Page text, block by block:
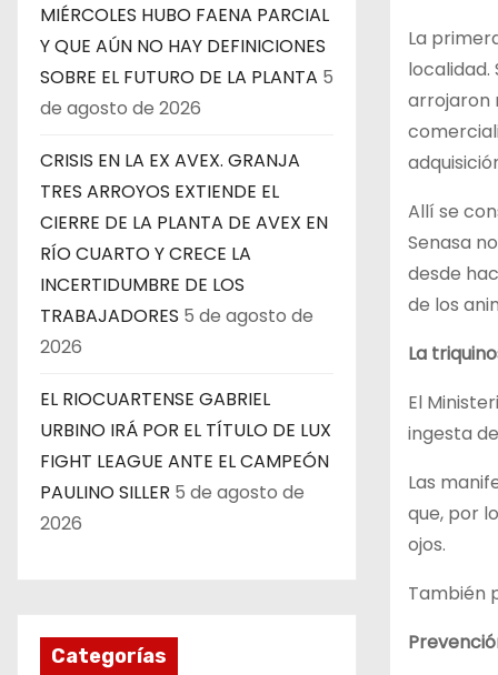
MIÉRCOLES HUBO FAENA PARCIAL
Y QUE AÚN NO HAY DEFINICIONES
SOBRE EL FUTURO DE LA PLANTA 5
de agosto de 2026
CRISIS EN LA EX AVEX. GRANJA
TRES ARROYOS EXTIENDE EL
CIERRE DE LA PLANTA DE AVEX EN
RÍO CUARTO Y CRECE LA
INCERTIDUMBRE DE LOS
TRABAJADORES 5 de agosto de
2026
EL RIOCUARTENSE GABRIEL
URBINO IRÁ POR EL TÍTULO DE LUX
FIGHT LEAGUE ANTE EL CAMPEÓN
PAULINO SILLER 5 de agosto de
2026
Categorías
La
localidad.
arrojaron
Allí se
Senasa
desde
de los
La
El
ingesta
Las
que, por
ojos.
También